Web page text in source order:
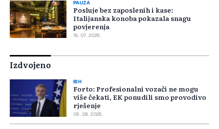
PAUZA
Posluje bez zaposlenih i kase:
Italijanska konoba pokazala snagu
povjerenja
19. 07. 2026.
Izdvojeno
BIH
Forto: Profesionalni vozači ne mogu
više čekati, EK ponudili smo provodivo
rješenje
06. 08. 2026.